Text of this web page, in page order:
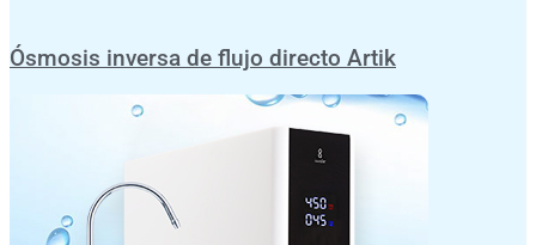
Ósmosis inversa de flujo directo Artik